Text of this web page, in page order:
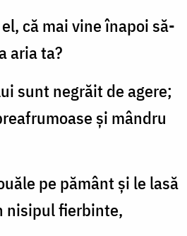
că mai vine înapoi să-
aria ta?
sunt negrăit de agere;
și mândru
pe pământ şi le lasă
nisipul fierbinte,